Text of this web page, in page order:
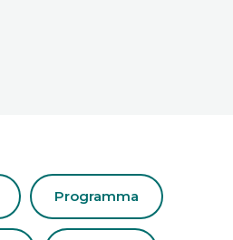
Programma